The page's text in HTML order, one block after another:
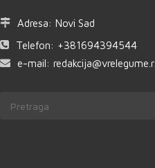
Adresa: Novi Sad
Telefon: +381694394544
e-mail: